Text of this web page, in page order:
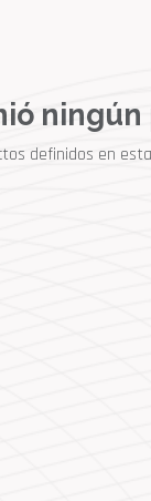
definidos en